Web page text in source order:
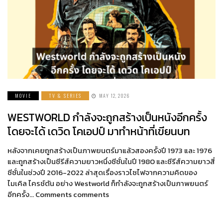
MOVIE TV & SERIES MAY 12, 2026
WESTWORLD กำลังจะถูกสร้างเป็นหนังอีกครั้ง
โดยจะได้ เดวิด โคเอปป์ มาทำหน้าที่เขียนบท
หลังจากเคยถูกสร้างเป็นภาพยนตร์มาแล้วสองครั้งปี 1973 และ 1976
และถูกสร้างเป็นซีรีส์ความยาวหนึ่งซีซั่นในปี 1980 และซีรีส์ความยาวสี่
ซีซั่นในช่วงปี 2016-2022 ล่าสุดเรื่องราวไซไฟจากความคิดของ
ไมเคิล ไครช์ตัน อย่าง Westworld ก็กำลังจะถูกสร้างเป็นภาพยนตร์
อีกครั้ง… Comments comments